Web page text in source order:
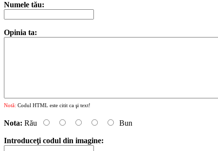
Numele tău:
Opinia ta:
Notă: Codul HTML este citit ca şi text!
Nota: Rău Bun
Introduceţi codul din imagine: